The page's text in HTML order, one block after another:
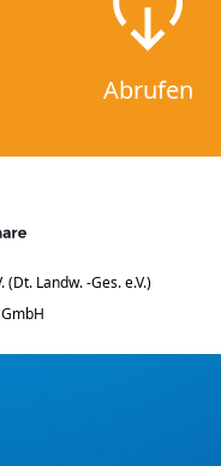
Abrufen
(Dt. Landw. -Ges. e.V.)